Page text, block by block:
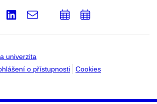
univerzita
o přístupnosti Cookies
Youtube
LinkedIn
e-
PřidatPřidat